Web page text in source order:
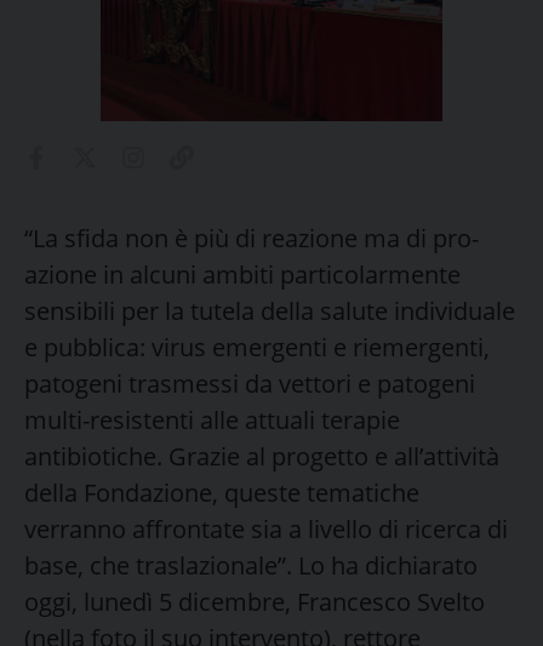
“La sfida non è più di reazione ma di pro-
azione in alcuni ambiti particolarmente
sensibili per la tutela della salute individuale
e pubblica: virus emergenti e riemergenti,
patogeni trasmessi da vettori e patogeni
multi-resistenti alle attuali terapie
antibiotiche. Grazie al progetto e all’attività
della Fondazione, queste tematiche
verranno affrontate sia a livello di ricerca di
base, che traslazionale”. Lo ha dichiarato
oggi, lunedì 5 dicembre, Francesco Svelto
(nella foto il suo intervento), rettore